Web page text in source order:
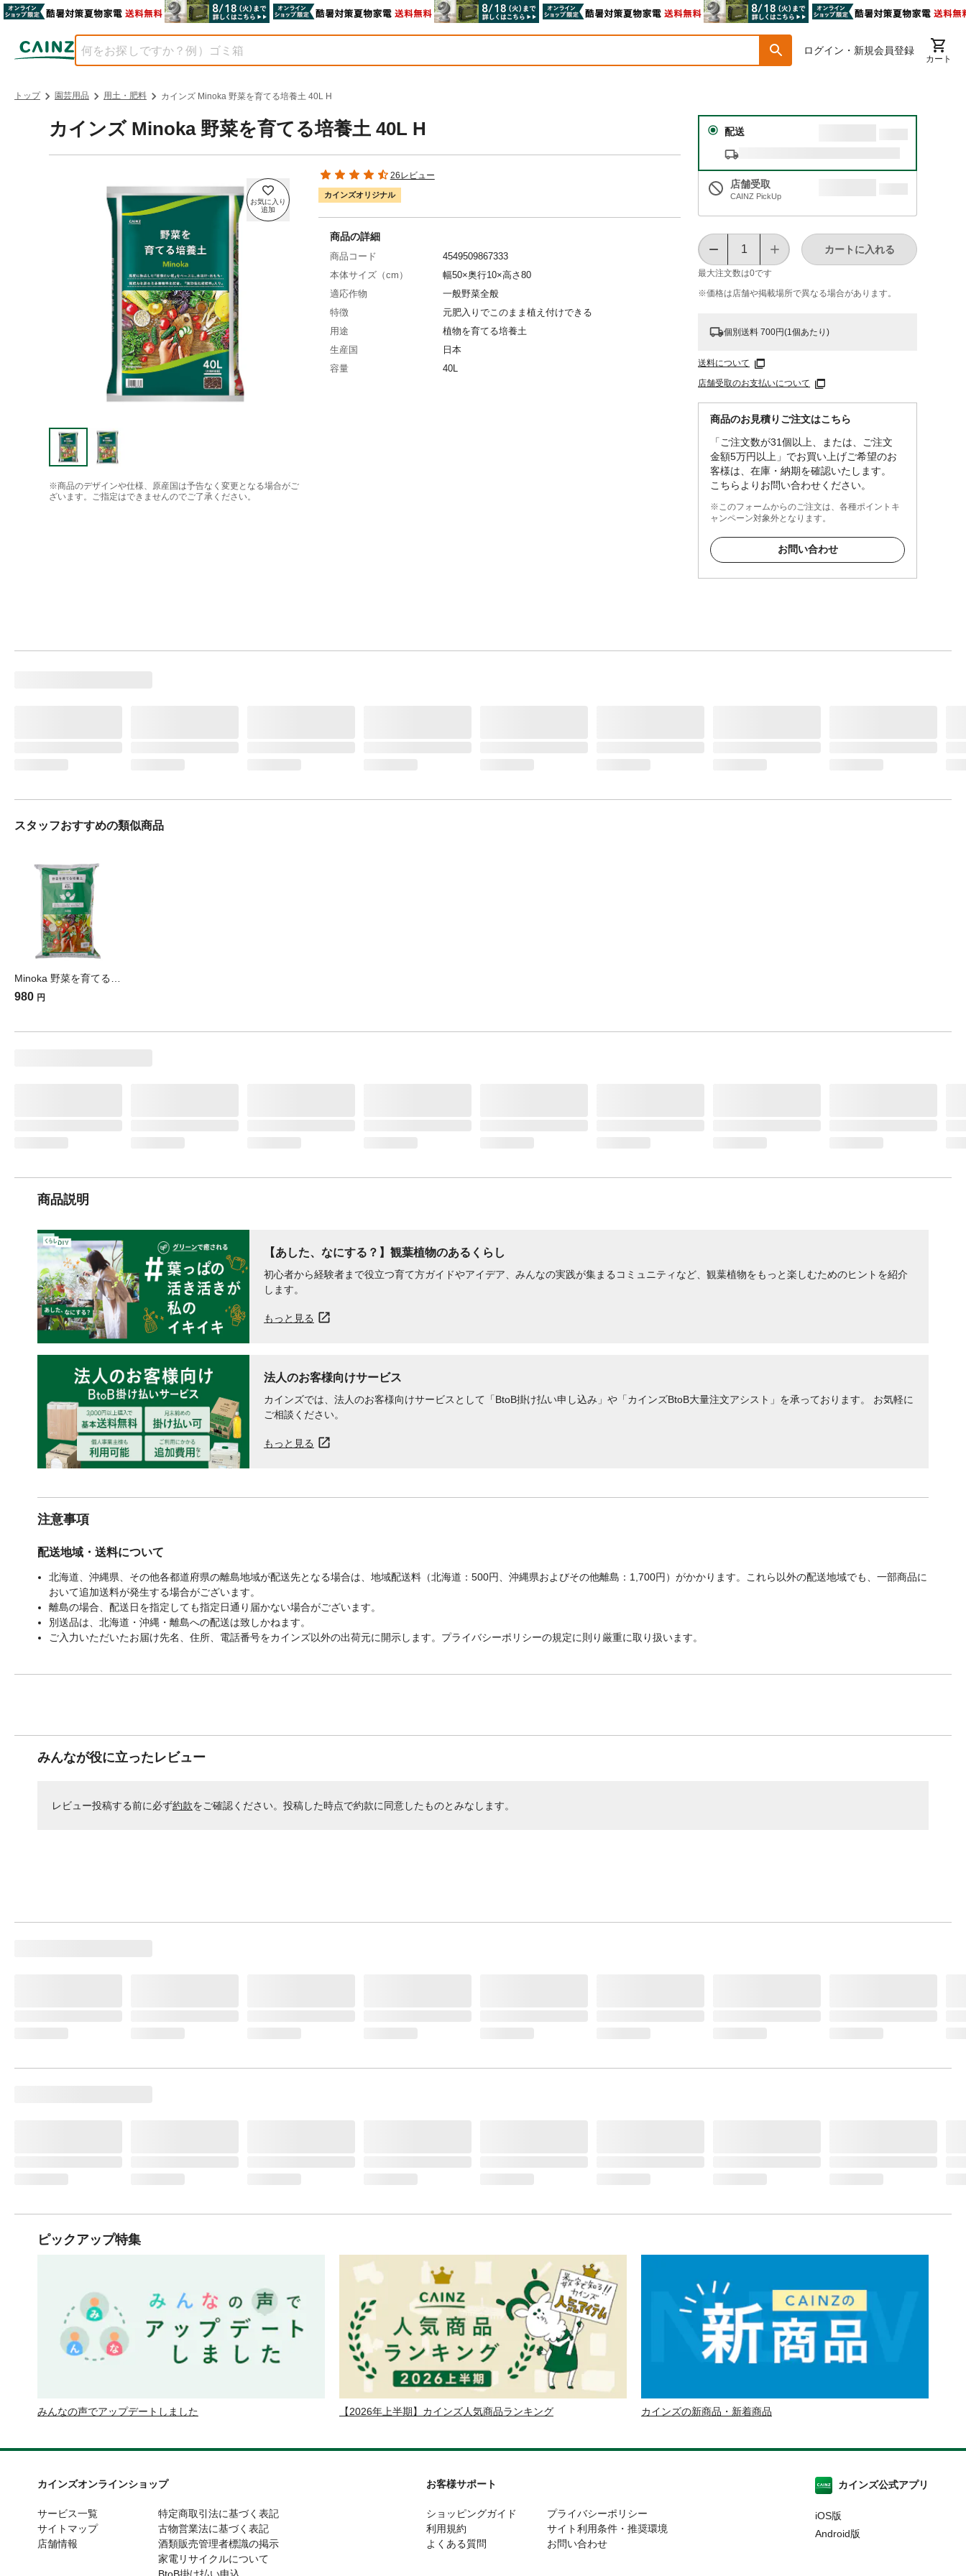
ログイン・新規会員登録
カート
トップ 園芸用品 用土・肥料 カインズ Minoka 野菜を育てる培養土 40L H
カインズ Minoka 野菜を育てる培養土 40L H
※商品のデザインや仕様、原産国は予告なく変更となる場合がご
ざいます。ご指定はできませんのでご了承ください。
26レビュー
カインズオリジナル
配送
店舗受取
CAINZ PickUp
最大注文数は0です
カートに入れる
※価格は​店舗や​掲載場所で​異なる​場合が​あります。
個別送料 700円(1個あたり)
送料について
店舗受取のお支払いについて
商品のお見積りご注文はこちら
「ご注文数が31個以上、または、ご注文
金額5万円以上」でお買い上げご希望のお
客様は、在庫・納期を確認いたします。
こちらよりお問い合わせください。
※このフォームからのご注文は、各種ポイントキ
ャンペーン対象外となります。
お問い合わせ
商品の詳細
商品コード
4549509867333
本体サイズ（cm）
幅50×奥行10×高さ80
適応作物
一般野菜全般
特徴
元肥入りでこのまま植え付けできる
用途
植物を育てる培養土
生産国
日本
容量
40L
スタッフおすすめの類似商品
980 円
商品説明
【あした、なにする？】観葉植物のあるくらし
初心者から経験者まで役立つ育て方ガイドやアイデア、みんなの実践が集まるコミュニティなど、観葉植物をもっと楽しむためのヒントを紹介
します。
もっと見る
法人のお客様向けサービス
カインズでは、法人のお客様向けサービスとして「BtoB掛け払い申し込み」や「カインズBtoB大量注文アシスト」を承っております。 お気軽に
ご相談ください。
もっと見る
注意事項
配送地域・送料について
北海道、沖縄県、その他各都道府県の離島地域が配送先となる場合は、地域配送料（北海道：500円、沖縄県およびその他離島：1,700円）がかかります。これら以外の配送地域でも、一部商品に
おいて追加送料が発生する場合がございます。
離島の場合、配送日を指定しても指定日通り届かない場合がございます。
別送品は、北海道・沖縄・離島への配送は致しかねます。
ご入力いただいたお届け先名、住所、電話番号をカインズ以外の出荷元に開示します。プライバシーポリシーの規定に則り厳重に取り扱います。
みんなが役に立ったレビュー
レビュー投稿する前に必ず約款をご確認ください。投稿した時点で約款に同意したものとみなします。
ピックアップ特集
みんなの声でアップデートしました 【2026年上半期】カインズ人気商品ランキング カインズの新商品・新着商品
カインズオンラインショップ
サービス一覧
サイトマップ
店舗情報
特定商取引法に基づく表記
古物営業法に基づく表記
酒類販売管理者標識の掲示
家電リサイクルについて
お客様サポート
ショッピングガイド
利用規約
よくある質問
プライバシーポリシー
サイト利用条件・推奨環境
お問い合わせ
カインズ公式アプリ
iOS版
Android版